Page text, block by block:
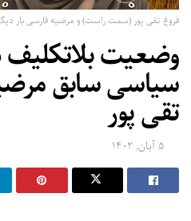
فروغ تقی پور (سمت راست) و مرضیه فارسی بار
وضعیت بلاتکلیف
سیاسی سابق
تقی پور
۵ آبان, ۱۴۰۲